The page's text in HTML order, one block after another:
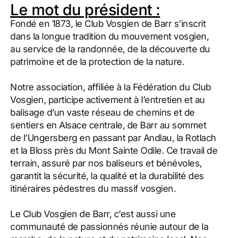
Le mot du président :
Fondé en 1873, le Club Vosgien de Barr s’inscrit
dans la longue tradition du mouvement vosgien,
au service de la randonnée, de la découverte du
patrimoine et de la protection de la nature.
Notre association, affiliée à la Fédération du Club
Vosgien, participe activement à l’entretien et au
balisage d’un vaste réseau de chemins et de
sentiers en Alsace centrale, de Barr au sommet
de l’Ungersberg en passant par Andlau, la Rotlach
et la Bloss près du Mont Sainte Odile. Ce travail de
terrain, assuré par nos baliseurs et bénévoles,
garantit la sécurité, la qualité et la durabilité des
itinéraires pédestres du massif vosgien.
Le Club Vosgien de Barr, c’est aussi une
communauté de passionnés réunie autour de la